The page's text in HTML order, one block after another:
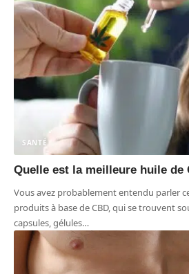
SANTÉ
Quelle est la meilleure huile de
Vous avez probablement entendu parler
produits à base de CBD, qui se trouvent
capsules, gélules…